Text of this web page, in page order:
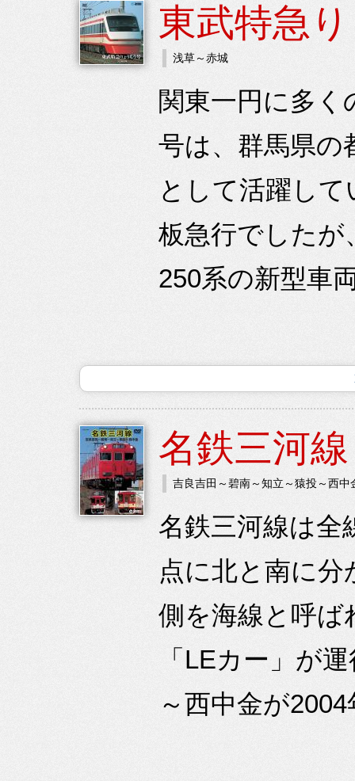
東武特急
浅草～赤城
関東一円に多
号は、群馬県の
として活躍し
板急行でしたが
250系の新型車
名鉄三河線
吉良吉田～碧南～知立～猿投～西中
名鉄三河線は全
点に北と南に
側を海線と呼ば
「LEカー」が
～西中金が